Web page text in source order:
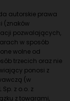
autorskie prawa
(znaków
pozwalających,
w sposób
wolne od
trzecich oraz nie
ponosi z
(w
Sp. z o.o. z
z towarami,